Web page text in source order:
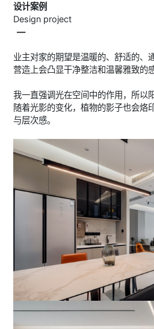
设计案例
Design project
—
业主对家的期望是温暖的、舒适的、
营造上会凸显干净整洁和温馨雅致的感
我一直强调光在空间中的作用，所以
随着光影的变化，植物的影子也会烙
与层次感。